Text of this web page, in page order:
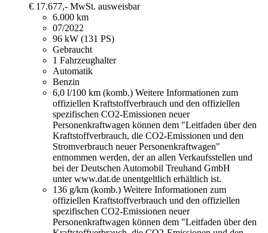
€ 17.677,- MwSt. ausweisbar
6.000 km
07/2022
96 kW (131 PS)
Gebraucht
1 Fahrzeughalter
Automatik
Benzin
6,0 l/100 km (komb.) Weitere Informationen zum
offiziellen Kraftstoffverbrauch und den offiziellen
spezifischen CO2-Emissionen neuer
Personenkraftwagen können dem "Leitfaden über den
Kraftstoffverbrauch, die CO2-Emissionen und den
Stromverbrauch neuer Personenkraftwagen"
entnommen werden, der an allen Verkaufsstellen und
bei der Deutschen Automobil Treuhand GmbH
unter www.dat.de unentgeltlich erhältlich ist.
136 g/km (komb.) Weitere Informationen zum
offiziellen Kraftstoffverbrauch und den offiziellen
spezifischen CO2-Emissionen neuer
Personenkraftwagen können dem "Leitfaden über den